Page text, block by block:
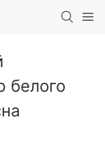
белого